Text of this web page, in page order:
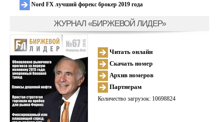
Nord FX лучший форекс брокер 2019 года
ЖУРНАЛ «БИРЖЕВОЙ ЛИДЕР»
Читать онлайн
Скачать номер
Архив номеров
Партнерам
Количество загрузок: 10698824